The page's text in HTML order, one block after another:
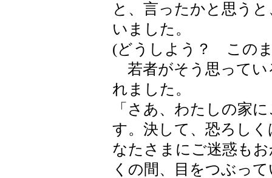
と、言ったかと思う
いました。
(どうしよう？ この
若者がそう思ってい
れました。
「さあ、わたしの家
す。決して、恐ろし
なたさまにご迷惑も
くの間、目をつぶっ